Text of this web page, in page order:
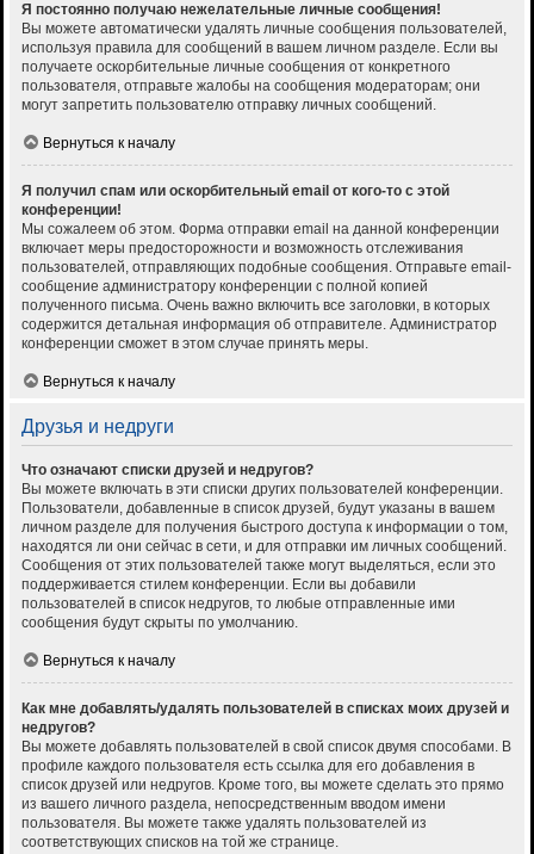
Я постоянно получаю нежелательные личные сообщения!
Вы можете автоматически удалять личные сообщения пользователей,
используя правила для сообщений в вашем личном разделе. Если вы
получаете оскорбительные личные сообщения от конкретного
пользователя, отправьте жалобы на сообщения модераторам; они
могут запретить пользователю отправку личных сообщений.
Вернуться к началу
Я получил спам или оскорбительный email от кого-то с этой
конференции!
Мы сожалеем об этом. Форма отправки email на данной конференции
включает меры предосторожности и возможность отслеживания
пользователей, отправляющих подобные сообщения. Отправьте email-
сообщение администратору конференции с полной копией
полученного письма. Очень важно включить все заголовки, в которых
содержится детальная информация об отправителе. Администратор
конференции сможет в этом случае принять меры.
Вернуться к началу
Друзья и недруги
Что означают списки друзей и недругов?
Вы можете включать в эти списки других пользователей конференции.
Пользователи, добавленные в список друзей, будут указаны в вашем
личном разделе для получения быстрого доступа к информации о том,
находятся ли они сейчас в сети, и для отправки им личных сообщений.
Сообщения от этих пользователей также могут выделяться, если это
поддерживается стилем конференции. Если вы добавили
пользователей в список недругов, то любые отправленные ими
сообщения будут скрыты по умолчанию.
Вернуться к началу
Как мне добавлять/удалять пользователей в списках моих друзей и
недругов?
Вы можете добавлять пользователей в свой список двумя способами. В
профиле каждого пользователя есть ссылка для его добавления в
список друзей или недругов. Кроме того, вы можете сделать это прямо
из вашего личного раздела, непосредственным вводом имени
пользователя. Вы можете также удалять пользователей из
соответствующих списков на той же странице.